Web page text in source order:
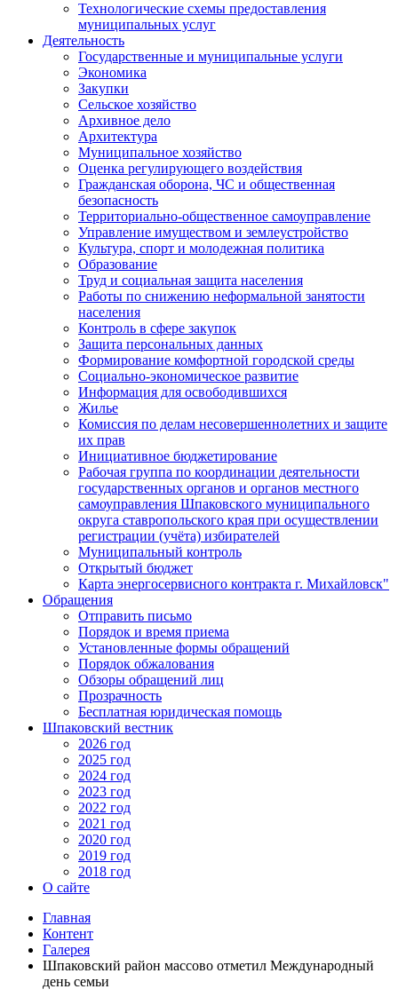
Технологические схемы предоставления
муниципальных услуг
Деятельность
Государственные и муниципальные услуги
Экономика
Закупки
Сельское хозяйство
Архивное дело
Архитектура
Муниципальное хозяйство
Оценка регулирующего воздействия
Гражданская оборона, ЧС и общественная
безопасность
Территориально-общественное самоуправление
Управление имуществом и землеустройство
Культура, спорт и молодежная политика
Образование
Труд и социальная защита населения
Работы по снижению неформальной занятости
населения
Контроль в сфере закупок
Защита персональных данных
Формирование комфортной городской среды
Социально-экономическое развитие
Информация для освободившихся
Жилье
Комиссия по делам несовершеннолетних и защите
их прав
Инициативное бюджетирование
Рабочая группа по координации деятельности
государственных органов и органов местного
самоуправления Шпаковского муниципального
округа ставропольского края при осуществлении
регистрации (учёта) избирателей
Муниципальный контроль
Открытый бюджет
Карта энергосервисного контракта г. Михайловск"
Обращения
Отправить письмо
Порядок и время приема
Установленные формы обращений
Порядок обжалования
Обзоры обращений лиц
Прозрачность
Бесплатная юридическая помощь
Шпаковский вестник
2026 год
2025 год
2024 год
2023 год
2022 год
2021 год
2020 год
2019 год
2018 год
О сайте
Главная
Контент
Галерея
Шпаковский район массово отметил Международный
день семьи